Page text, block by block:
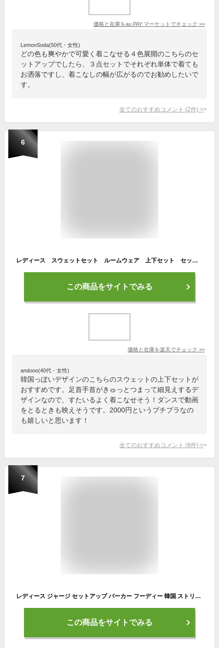
価格と在庫をau PAY マーケット でチェック >>
LemonSoda(50代・女性)
どの色も爽やかで可愛く着こなせる４色展開のこちらのセ
ットアップでしたら、３点セットでそれぞれ単体で着ても
お洒落ですし、着こなしの幅が広がるのでお勧めしたいで
す。
全てのおすすめコメント (2件) >
6
レディース スウェットセット ルームウェア 上下セット セットアップ 半袖Tシャツ 長丈パンツ ランニング トレーナー 運動着 夏 パジャマ 部屋着 普段着 ゆったり 韓国風 S〜2XLサイズ
この商品をサイトでみる
価格と在庫を楽天でチェック >>
andooo(40代・女性)
韓国っぽいデザインのこちらのスウェットの上下セットが
おすすめです。足首手首がきゅっとつまって細見えするデ
ザインなので、すたいるよく着こなせそう！ダンスで動画
をとるときも映えそうです。2000円というプチプラなの
も嬉しいと思います！
全てのおすすめコメント (8件) >
7
レディース ジャージ セットアップ パーカー フーディー 韓国 ストリート 秋冬
この商品をサイトでみる